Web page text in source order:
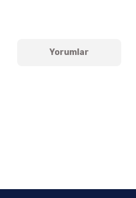
Yorumlar